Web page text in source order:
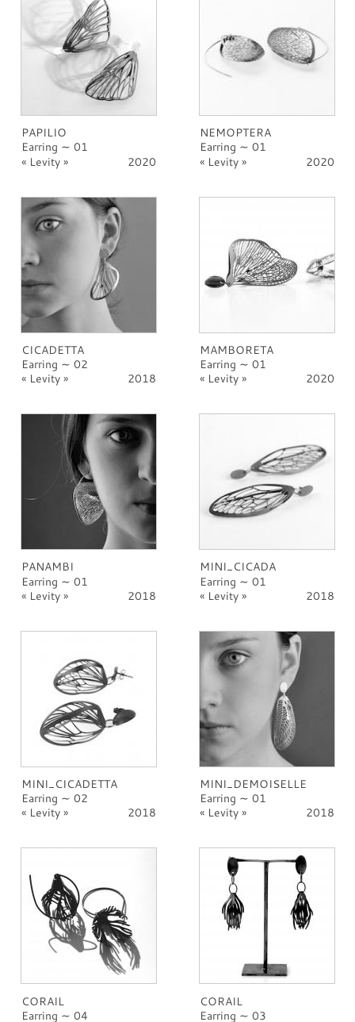
PAPILIO
Earring ∼ 01
Levity
2020
NEMOPTERA
Earring ∼ 01
Levity
2020
CICADETTA
Earring ∼ 02
Levity
2018
MAMBORETA
Earring ∼ 01
Levity
2020
PANAMBI
Earring ∼ 01
Levity
2018
MINI_CICADA
Earring ∼ 01
Levity
2018
MINI_CICADETTA
Earring ∼ 02
Levity
2018
MINI_DEMOISELLE
Earring ∼ 01
Levity
2018
CORAIL
Earring ∼ 04
CORAIL
Earring ∼ 03